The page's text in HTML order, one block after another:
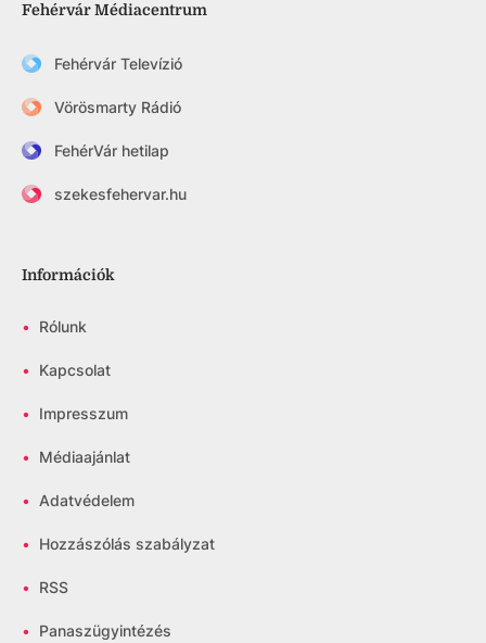
Fehérvár Médiacentrum
Fehérvár Televízió
Vörösmarty Rádió
FehérVár hetilap
szekesfehervar.hu
Információk
• Rólunk
• Kapcsolat
• Impresszum
• Médiaajánlat
• Adatvédelem
• Hozzászólás szabályzat
• RSS
• Panaszügyintézés